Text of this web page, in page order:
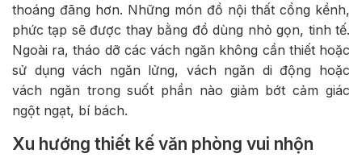
thoáng đãng hơn. Những món đồ nội thất cồng kềnh,
phức tạp sẽ được thay bằng đồ dùng nhỏ gọn, tinh tế.
Ngoài ra, tháo dỡ các vách ngăn không cần thiết hoặc
sử dụng vách ngăn lửng, vách ngăn di động hoặc
vách ngăn trong suốt phần nào giảm bớt cảm giác
ngột ngạt, bí bách.
Xu hướng thiết kế văn phòng vui nhộn